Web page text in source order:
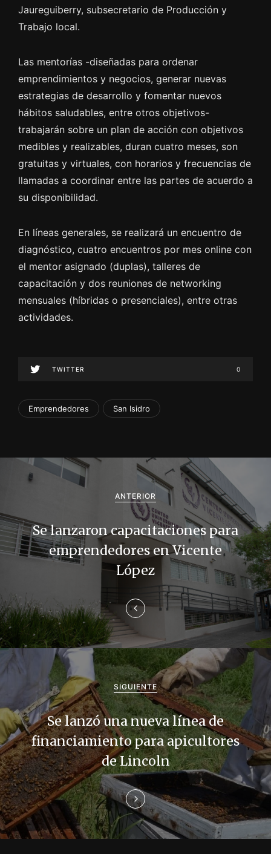
Jaureguiberry, subsecretario de Producción y
Trabajo local.
Las mentorías -diseñadas para ordenar
emprendimientos y negocios, generar nuevas
estrategias de desarrollo y fomentar nuevos
hábitos saludables, entre otros objetivos-
trabajarán sobre un plan de acción con objetivos
medibles y realizables, duran cuatro meses, son
gratuitas y virtuales, con horarios y frecuencias de
llamadas a coordinar entre las partes de acuerdo a
su disponibilidad.
En líneas generales, se realizará un encuentro de
diagnóstico, cuatro encuentros por mes online con
el mentor asignado (duplas), talleres de
capacitación y dos reuniones de networking
mensuales (híbridas o presenciales), entre otras
actividades.
TWITTER 0
Emprendedores San Isidro
v
e
a
c
i
ó
d
e
e
n
t
r
ANTERIOR
Se lanzaron capacitaciones para
emprendedores en Vicente
López
SIGUIENTE
Se lanzó una nueva línea de
financiamiento para apicultores
de Lincoln